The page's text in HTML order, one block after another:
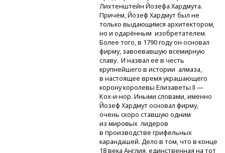
Лихтенштейн Йозефа Хардмута.
Причём, Йозеф Хардмут был не
только выдающимся архитектором,
но и одарённым изобретателем.
Более того, в 1790 году он основал
фирму, завоевавшую всемирную
славу. И назвал её в честь
крупнейшего в истории алмаза,
в настоящее время украшающего
корону королевы Елизаветы II —
Кох-и-нор. Иными словами, именно
Йозеф Хардмут основал фирму,
очень скоро ставшую одним
из мировых лидеров
в производстве грифельных
карандашей. Дело в том, что в конце
18 века Англия, единственная на тот